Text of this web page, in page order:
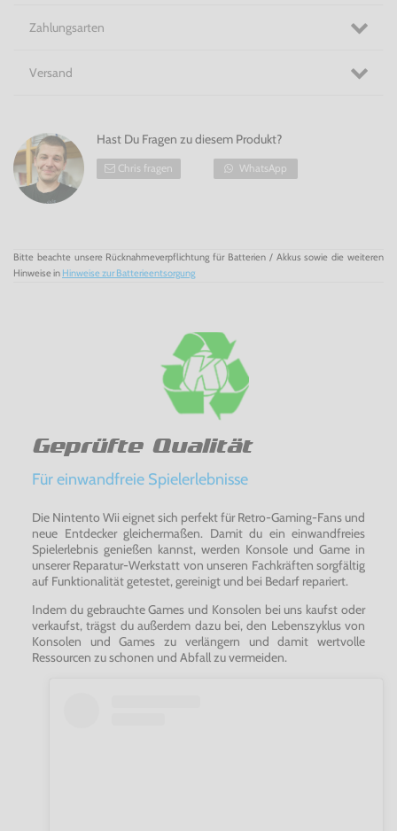
Grauens, Land der Märchen, Land der Piraten und
Freizeitpark mit 30 themenbezogenen Spielen, 5
haarsträubenden interkativen Fahrgeschäften und das alles
mit 0 nervigen Warteschlangen.
Wonder World Amusement Park für die Wii! Der
Vergnügungspark für die Heimkonsole!
Zahlungsarten
Versand
Hast Du Fragen zu diesem Produkt?
Chris fragen WhatsApp
Bitte beachte unsere Rücknahmeverpflichtung für Batterien / Akkus sowie die weiteren
Hinweise in Hinweise zur Batterieentsorgung
Geprüfte Qualität
Für einwandfreie Spielerlebnisse
Die Nintento Wii eignet sich perfekt für Retro-Gaming-Fans und
neue Entdecker gleichermaßen. Damit du ein einwandfreies
Spielerlebnis genießen kannst, werden Konsole und Game in
unserer Reparatur-Werkstatt von unseren Fachkräften sorgfältig
auf Funktionalität getestet, gereinigt und bei Bedarf repariert.
Indem du gebrauchte Games und Konsolen bei uns kaufst oder
verkaufst, trägst du außerdem dazu bei, den Lebenszyklus von
Konsolen und Games zu verlängern und damit wertvolle
Ressourcen zu schonen und Abfall zu vermeiden.